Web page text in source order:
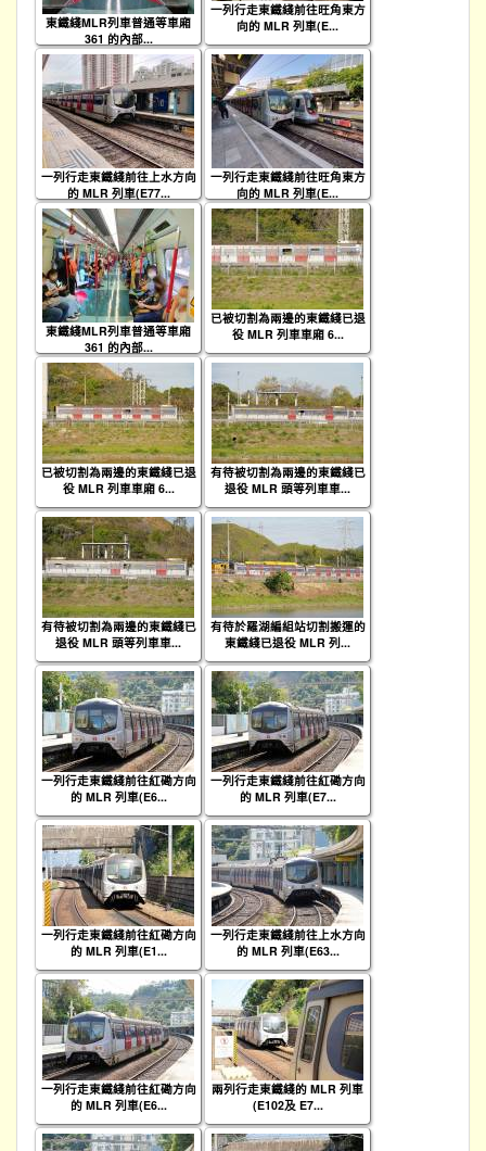
東鐵綫MLR列車普通等車廂
361 的內部...
一列行走東鐵綫前往旺角東方
向的 MLR 列車(E...
一列行走東鐵綫前往上水方向
的 MLR 列車(E77...
一列行走東鐵綫前往旺角東方
向的 MLR 列車(E...
東鐵綫MLR列車普通等車廂
361 的內部...
已被切割為兩邊的東鐵綫已退
役 MLR 列車車廂 6...
已被切割為兩邊的東鐵綫已退
役 MLR 列車車廂 6...
有待被切割為兩邊的東鐵綫已
退役 MLR 頭等列車車...
有待被切割為兩邊的東鐵綫已
退役 MLR 頭等列車車...
有待於羅湖編組站切割搬運的
東鐵綫已退役 MLR 列...
一列行走東鐵綫前往紅磡方向
的 MLR 列車(E6...
一列行走東鐵綫前往紅磡方向
的 MLR 列車(E7...
一列行走東鐵綫前往紅磡方向
的 MLR 列車(E1...
一列行走東鐵綫前往上水方向
的 MLR 列車(E63...
一列行走東鐵綫前往紅磡方向
的 MLR 列車(E6...
兩列行走東鐵綫的 MLR 列車
(E102及 E7...